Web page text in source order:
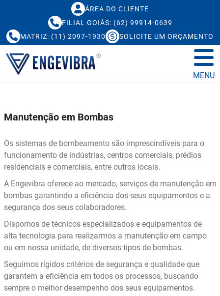
SOLICITE UM ORÇAMENTO
MATRIZ: (11) 2097-1930
FILIAL GOIÁS: (62) 99914-0639
ÁREA DO CLIENTE
MENU
Manutenção em Bombas
Os sistemas de bombeamento são imprescindíveis para o
funcionamento de indústrias, centros comerciais, prédios
residenciais e comerciais, entre outros locais.
A Engevibra oferece ao mercado, serviços de manutenção em
bombas garantindo a eficiência dos seus equipamentos e a
segurança dos seus colaboradores.
Dispomos de técnicos especializados e equipamentos de
alta tecnologia para realizarmos a manutenção em campo
ou em nossa unidade, de diversos tipos de bombas.
Seguimos rígidos critérios de segurança e qualidade que
garantem a eficiência em todos os processos, buscando
sempre o melhor desempenho dos seus equipamentos.